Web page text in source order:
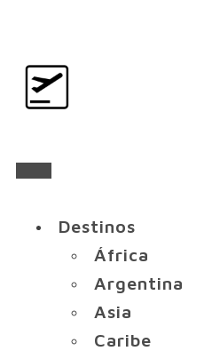
Destinos
África
Argentina
Asia
Caribe